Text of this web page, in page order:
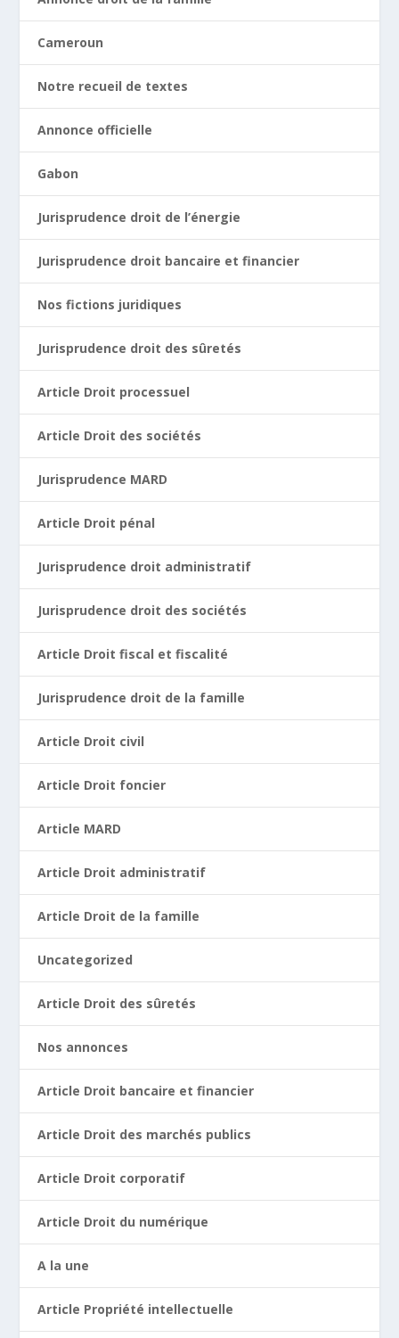
Cameroun
Notre recueil de textes
Annonce officielle
Gabon
Jurisprudence droit de l’énergie
Jurisprudence droit bancaire et financier
Nos fictions juridiques
Jurisprudence droit des sûretés
Article Droit processuel
Article Droit des sociétés
Jurisprudence MARD
Article Droit pénal
Jurisprudence droit administratif
Jurisprudence droit des sociétés
Article Droit fiscal et fiscalité
Jurisprudence droit de la famille
Article Droit civil
Article Droit foncier
Article MARD
Article Droit administratif
Article Droit de la famille
Uncategorized
Article Droit des sûretés
Nos annonces
Article Droit bancaire et financier
Article Droit des marchés publics
Article Droit corporatif
Article Droit du numérique
A la une
Article Propriété intellectuelle